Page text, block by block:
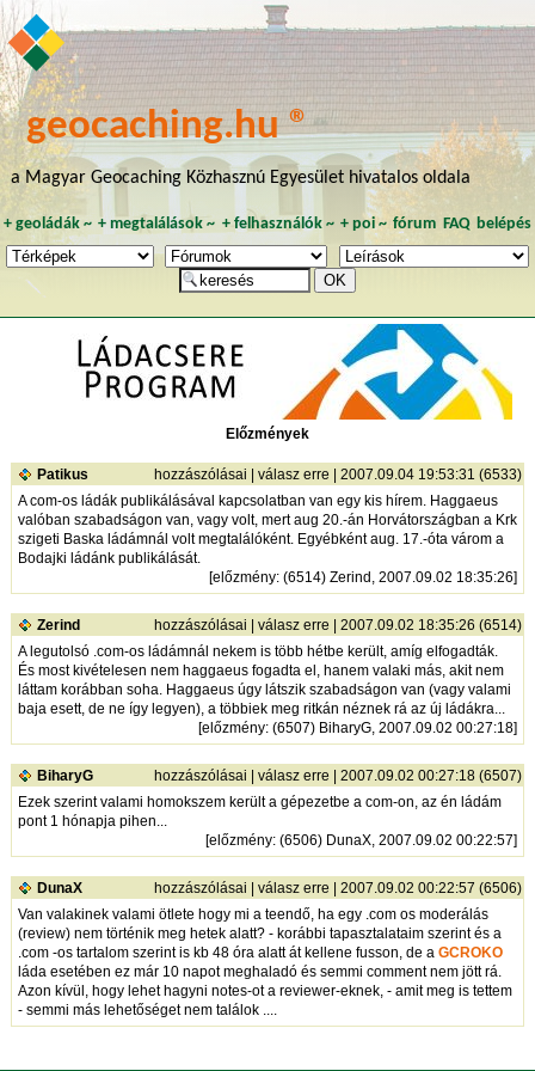
geocaching.hu ®
a Magyar Geocaching Közhasznú Egyesület hivatalos oldala
+ geoládák~ +megtalálások ~ + felhasználók~ + poi~ fórum FAQ belépés
Előzmények
Patikus hozzászólásai | válasz erre | 2007.09.04 19:53:31 (6533)
A com-os ládák publikálásával kapcsolatban van egy kis hírem. Haggaeus
valóban szabadságon van, vagy volt, mert aug 20.-án Horvátországban a Krk
szigeti Baska ládámnál volt megtalálóként. Egyébként aug. 17.-óta várom a
Bodajki ládánk publikálását.
[előzmény: (6514) Zerind, 2007.09.02 18:35:26]
Zerind hozzászólásai | válasz erre | 2007.09.02 18:35:26 (6514)
A legutolsó .com-os ládámnál nekem is több hétbe került, amíg elfogadták.
És most kivételesen nem haggaeus fogadta el, hanem valaki más, akit nem
láttam korábban soha. Haggaeus úgy látszik szabadságon van (vagy valami
baja esett, de ne így legyen), a többiek meg ritkán néznek rá az új ládákra...
[előzmény: (6507) BiharyG, 2007.09.02 00:27:18]
BiharyG hozzászólásai | válasz erre | 2007.09.02 00:27:18 (6507)
Ezek szerint valami homokszem került a gépezetbe a com-on, az én ládám
pont 1 hónapja pihen...
[előzmény: (6506) DunaX, 2007.09.02 00:22:57]
DunaX hozzászólásai | válasz erre | 2007.09.02 00:22:57 (6506)
Van valakinek valami ötlete hogy mi a teendő, ha egy .com os moderálás
(review) nem történik meg hetek alatt? - korábbi tapasztalataim szerint és a
.com -os tartalom szerint is kb 48 óra alatt át kellene fusson, de a GCROKO
láda esetében ez már 10 napot meghaladó és semmi comment nem jött rá.
Azon kívül, hogy lehet hagyni notes-ot a reviewer-eknek, - amit meg is tettem
- semmi más lehetőséget nem találok ....